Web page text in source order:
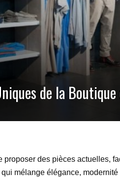
de la
proposer des pièces actuelles,
mélange élégance,